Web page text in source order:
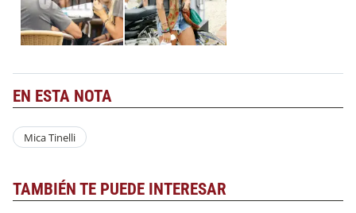
EN ESTA NOTA
Mica Tinelli
TAMBIÉN TE PUEDE INTERESAR